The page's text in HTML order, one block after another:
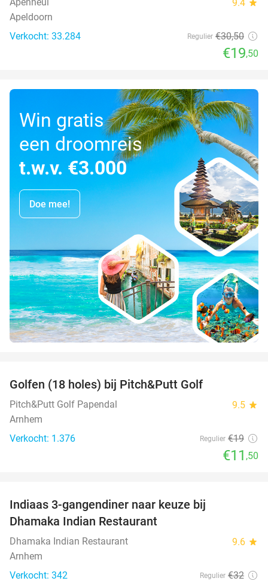
9.4 star
Apeldoorn
Verkocht: 33.284
Regulier €30,50
€19,50
Win gratis
een droomreis
t.w.v. €3.000
Doe mee!
Golfen (18 holes) bij Pitch&Putt Golf
Pitch&Putt Golf Papendal 9.5 star
Arnhem
Verkocht: 1.376
Regulier €19
€11 ,50
Indiaas 3-gangendiner naar keuze bij
Dhamaka Indian Restaurant
Dhamaka Indian Restaurant 9.6 star
Arnhem
Verkocht: 342
Regulier €32